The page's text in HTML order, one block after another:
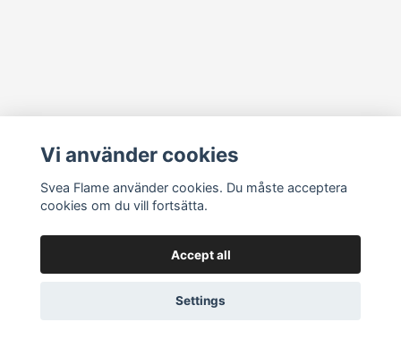
Vi använder cookies
Svea Flame använder cookies. Du måste acceptera
cookies om du vill fortsätta.
Accept all
Settings